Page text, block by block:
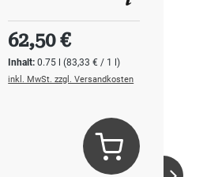
Inhalt:0.75 l(83,33 € / 1 l)
Regulärer Preis:
62,50 €
inkl. MwSt. zzgl. Versandkosten